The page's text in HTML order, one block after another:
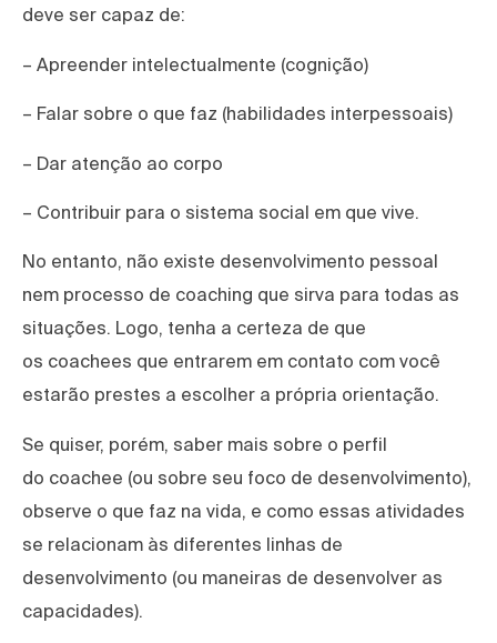
deve ser capaz de:
– Apreender intelectualmente (cognição)
– Falar sobre o que faz (habilidades interpessoais)
– Dar atenção ao corpo
– Contribuir para o sistema social em que vive.
No entanto, não existe desenvolvimento pessoal
nem processo de coaching que sirva para todas as
situações. Logo, tenha a certeza de que
os coachees que entrarem em contato com você
estarão prestes a escolher a própria orientação.
Se quiser, porém, saber mais sobre o perfil
do coachee (ou sobre seu foco de desenvolvimento),
observe o que faz na vida, e como essas atividades
se relacionam às diferentes linhas de
desenvolvimento (ou maneiras de desenvolver as
capacidades).